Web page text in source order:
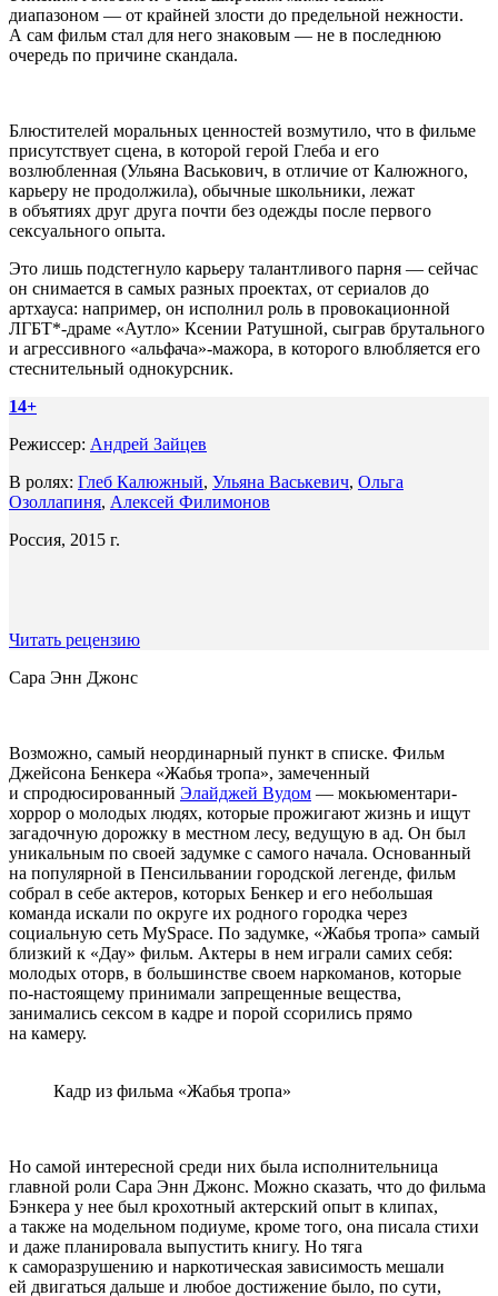
диапазоном — от крайней злости до предельной нежности.
А сам фильм стал для него знаковым — не в последнюю
очередь по причине скандала.
Блюстителей моральных ценностей возмутило, что в фильме
присутствует сцена, в которой герой Глеба и его
возлюбленная (Ульяна Васькович, в отличие от Калюжного,
карьеру не продолжила), обычные школьники, лежат
в объятиях друг друга почти без одежды после первого
сексуального опыта.
Это лишь подстегнуло карьеру талантливого парня — сейчас
он снимается в самых разных проектах, от сериалов до
артхауса: например, он исполнил роль в провокационной
ЛГБТ*-драме «Аутло» Ксении Ратушной, сыграв брутального
и агрессивного «альфача»-мажора, в которого влюбляется его
стеснительный однокурсник.
14+
Режиссер: Андрей Зайцев
В ролях: Глеб Калюжный, Ульяна Васькевич, Ольга
Озоллапиня, Алексей Филимонов
Россия, 2015 г.
Читать рецензию
Сара Энн Джонс
Возможно, самый неординарный пункт в списке. Фильм
Джейсона Бенкера «Жабья тропа», замеченный
и спродюсированный Элайджей Вудом — мокьюментари-
хоррор о молодых людях, которые прожигают жизнь и ищут
загадочную дорожку в местном лесу, ведущую в ад. Он был
уникальным по своей задумке с самого начала. Основанный
на популярной в Пенсильвании городской легенде, фильм
собрал в себе актеров, которых Бенкер и его небольшая
команда искали по округе их родного городка через
социальную сеть MySpace. По задумке, «Жабья тропа» самый
близкий к «Дау» фильм. Актеры в нем играли самих себя:
молодых оторв, в большинстве своем наркоманов, которые
по-настоящему принимали запрещенные вещества,
занимались сексом в кадре и порой ссорились прямо
на камеру.
Кадр из фильма «Жабья тропа»
Но самой интересной среди них была исполнительница
главной роли Сара Энн Джонс. Можно сказать, что до фильма
Бэнкера у нее был крохотный актерский опыт в клипах,
а также на модельном подиуме, кроме того, она писала стихи
и даже планировала выпустить книгу. Но тяга
к саморазрушению и наркотическая зависимость мешали
ей двигаться дальше и любое достижение было, по сути,